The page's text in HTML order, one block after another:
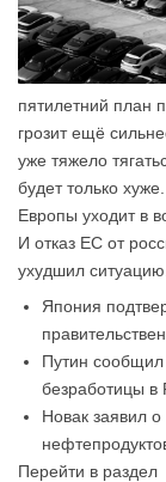
пятилетний план
грозит ещё
уже тяжело
будет только
Европы уходит в
И отказ ЕС от
ухудшил
Япония
Путин
безработицы в
Новак заявил о
Перейти в раздел